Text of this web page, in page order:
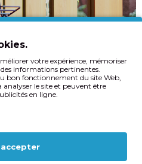
votre expérience, mémoriser
informations pertinentes.
bon fonctionnement du site Web,
le site et peuvent être
en ligne.